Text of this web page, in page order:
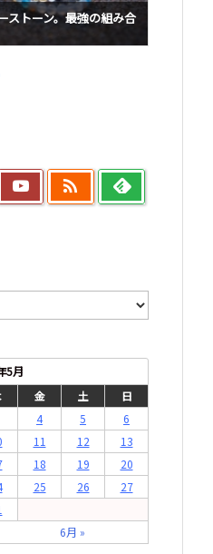
ストーン。最強の組み合

5月
金 土
日
4 5
6
11 12
13
18 19
20
25 26
27
6月 »